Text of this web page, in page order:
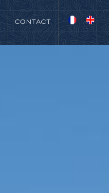
CONTACT